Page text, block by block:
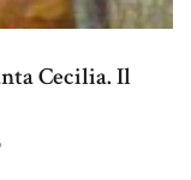
Cecilia. Il